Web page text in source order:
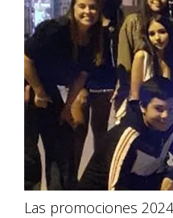
Las promociones